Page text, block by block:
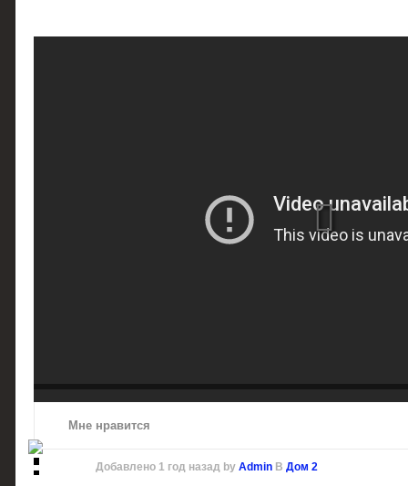
Мне нравится
Добавлено 1 год назад byAdmin ВДом 2